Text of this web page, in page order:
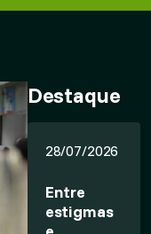
Destaque
28/07/2026
Entre
estigmas